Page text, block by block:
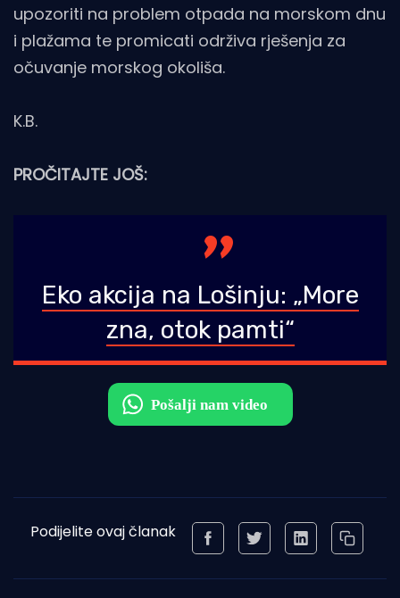
upozoriti na problem otpada na morskom dnu
i plažama te promicati održiva rješenja za
očuvanje morskog okoliša.
K.B.
PROČITAJTE JOŠ:
Eko akcija na Lošinju: „More
zna, otok pamti“
Podijelite ovaj članak